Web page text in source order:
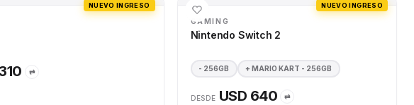
NUEVO INGRESO
⇄
NUEVO INGRESO
GAMING
Nintendo Switch 2
- 256GB + MARIO KART - 256GB
DESDE USD 640 ⇄